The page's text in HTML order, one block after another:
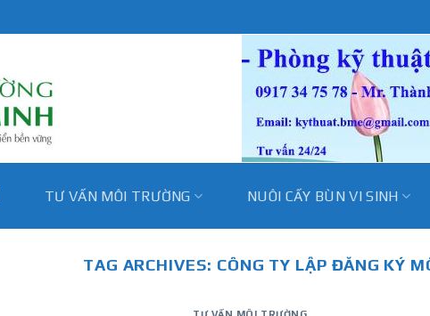
TƯ VẤN MÔI TRƯỜNG NUÔI CẤY BÙN VI SINH
TAG ARCHIVES: CÔNG TY LẬP ĐĂNG KÝ